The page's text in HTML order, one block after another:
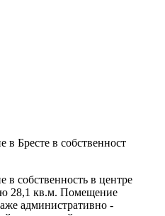
Бресте в собственност
собственность в центре
28,1 кв.м. Помещение
административно -